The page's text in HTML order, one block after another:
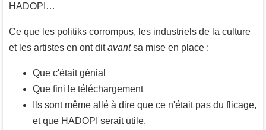
HADOPI…
Ce que les politiks corrompus, les industriels de la culture
et les artistes en ont ditavantsa mise en place :
Que c'était génial
Que fini le téléchargement
Ils sont même allé à dire que ce n'était pas du flicage,
et que HADOPI serait utile.